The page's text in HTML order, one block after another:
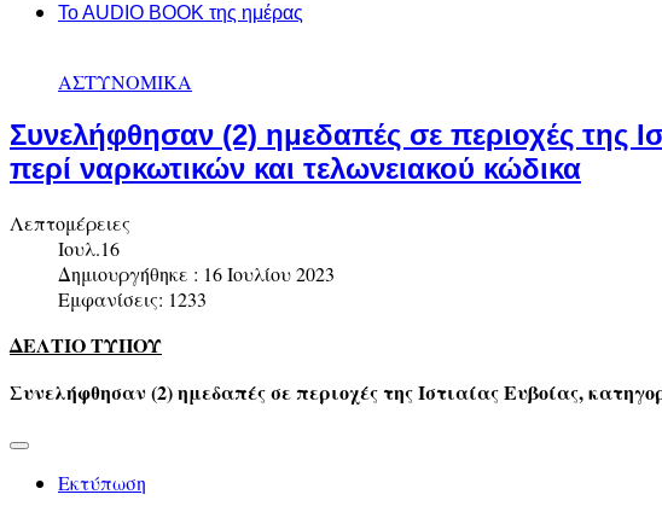
To AUDIO BOOK της ημέρας
ΑΣΤΥΝΟΜΙΚΑ
Συνελήφθησαν (2) ημεδαπές σε περιοχές της
περί ναρκωτικών και τελωνειακού κώδικα
Λεπτομέρειες
Ιουλ.16
Δημιουργήθηκε : 16 Ιουλίου 2023
Εμφανίσεις: 1233
ΔΕΛΤΙΟ ΤΥΠΟΥ
Συνελήφθησαν (2) ημεδαπές σε περιοχές της Ιστιαίας Ευβοίας,
Εκτύπωση